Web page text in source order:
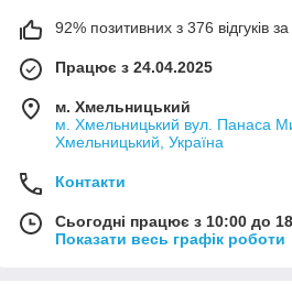
92% позитивних з 376 відгуків за
Працює з 24.04.2025
м. Хмельницький
м. Хмельницький вул. Панаса
Хмельницький, Україна
Контакти
Сьогодні працює з 10:00 до
Показати весь графік роботи